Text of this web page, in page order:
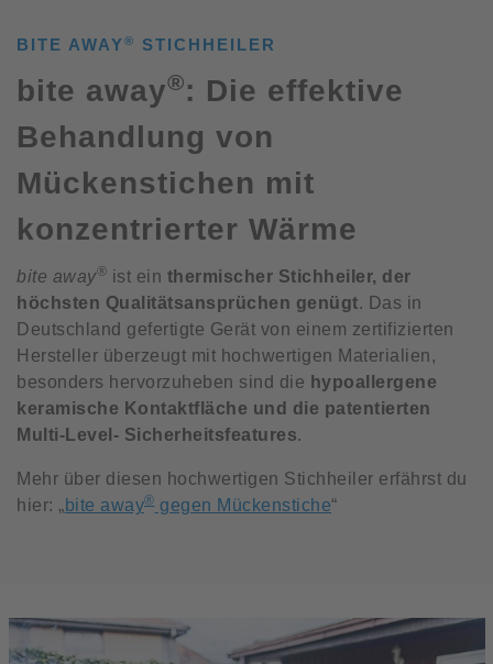
BITE AWAY® STICHHEILER
bite away®: Die effektive
Behandlung von
Mückenstichen mit
konzentrierter Wärme
bite away® ist ein thermischer Stichheiler, der
höchsten Qualitätsansprüchen genügt. Das in
Deutschland gefertigte Gerät von einem zertifizierten
Hersteller überzeugt mit hochwertigen Materialien,
besonders hervorzuheben sind die hypoallergene
keramische Kontaktfläche und die patentierten
Multi-Level- Sicherheitsfeatures.
Mehr über diesen hochwertigen Stichheiler erfährst du
hier: „bite away®gegen Mückenstiche“